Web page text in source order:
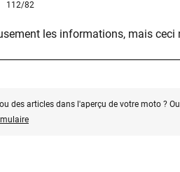
112/82
les informations, mais ceci
des articles dans l'aperçu de votre moto ?